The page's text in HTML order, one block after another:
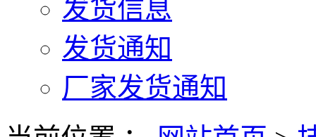
发货信息
发货通知
厂家发货通知